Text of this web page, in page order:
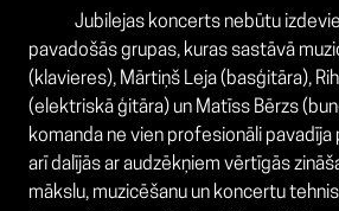
Jubilejas koncerts nebūtu
pavadošās grupas, kuras sastāvā
(klavieres), Mārtiņš Leja (basģitāra),
(elektriskā ģitāra) un Matīss Bērzs
komanda ne vien profesionāli
arī dalījās ar audzēkņiem vērtīgās
mākslu, muzicēšanu un koncertu